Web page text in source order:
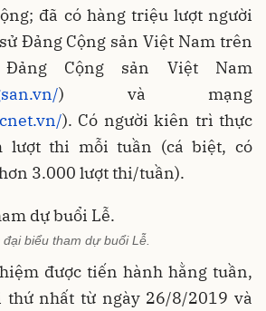
đã có hàng triệu lượt người
Đảng Cộng sản Việt Nam trên
Cộng sản Việt Nam
) và mạng
). Có người kiên trì thực
lượt thi mỗi tuần (cá biệt, có
3.000 lượt thi/tuần).
đại biểu tham dự buổi Lễ.
được tiến hành hằng tuần,
thứ nhất từ ngày 26/8/2019 và